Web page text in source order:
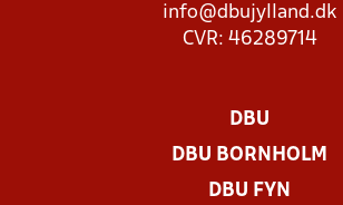
info@dbujylland.dk
CVR: 46289714
DBU
DBU BORNHOLM
DBU FYN